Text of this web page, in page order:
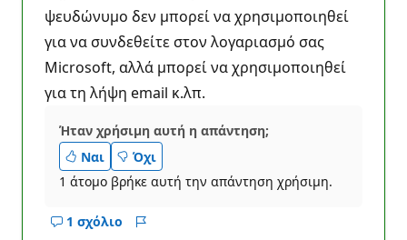
ψευδώνυμο δεν μπορεί να χρησιμοποιηθεί
για να συνδεθείτε στον λογαριασμό σας
Microsoft, αλλά μπορεί να χρησιμοποιηθεί
για τη λήψη email κ.λπ.
Ήταν χρήσιμη αυτή η απάντηση;
Ναι
Όχι
1 άτομο βρήκε αυτή την απάντηση χρήσιμη.
1 σχόλιο
Εμφάνιση